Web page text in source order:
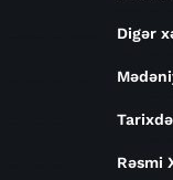
Digər
Rəsmi